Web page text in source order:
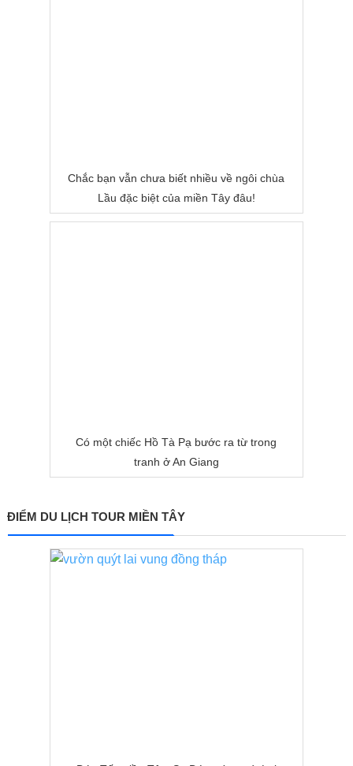
Chắc bạn vẫn chưa biết nhiều về ngôi chùa
Lầu đặc biệt của miền Tây đâu!
Có một chiếc Hồ Tà Pạ bước ra từ trong
tranh ở An Giang
ĐIỂM DU LỊCH TOUR MIỀN TÂY